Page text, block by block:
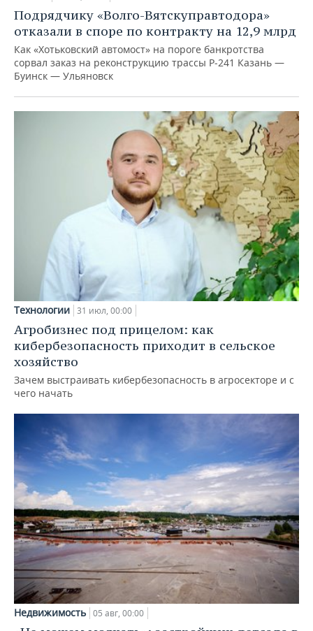
Подрядчику «Волго-Вятскуправтодора»
отказали в споре по контракту на 12,9 млрд
Как «Хотьковский автомост» на пороге банкротства
сорвал заказ на реконструкцию трассы Р‑241 Казань —
Буинск — Ульяновск
Технологии 31 июл, 00:00
Агробизнес под прицелом: как
кибербезопасность приходит в сельское
хозяйство
Зачем выстраивать кибербезопасность в агросекторе и с
чего начать
Недвижимость 05 авг, 00:00